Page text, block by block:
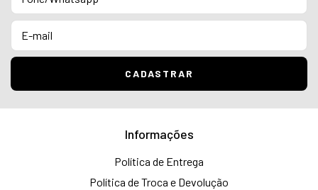
Informações
Política de Entrega
Política de Troca e Devolução